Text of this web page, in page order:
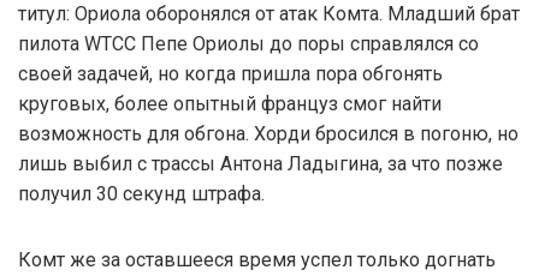
титул: Ориола оборонялся от атак Комта. Младший брат
пилота WTCC Пепе Ориолы до поры справлялся со
своей задачей, но когда пришла пора обгонять
круговых, более опытный француз смог найти
возможность для обгона. Хорди бросился в погоню, но
лишь выбил с трассы Антона Ладыгина, за что позже
получил 30 секунд штрафа.
Комт же за оставшееся время успел только догнать